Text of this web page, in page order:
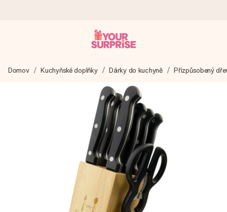
Váš dárek vytvoříme s láskou a bleskově odešleme –
4,8 (na základě +15 000 recenzí)
Naše dárky inspirují. Zákazníci nás na Google Reviews
hodnotí známkou 4,8.
Přáníčko zdarma
Domov Kuchyňské doplňky Dárky do kuchyně Přizpůsobený